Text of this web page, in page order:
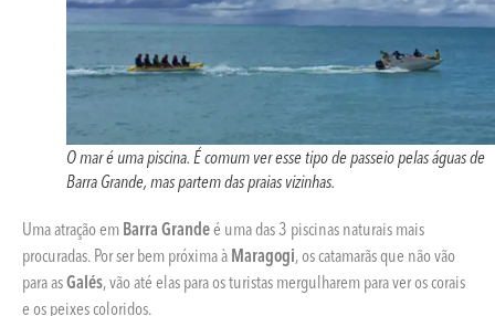
O mar é uma piscina. É comum ver esse tipo de passeio pelas águas de
Barra Grande, mas partem das praias vizinhas.
Uma atração em Barra Grandeé uma das 3 piscinas naturais mais
procuradas. Por ser bem próxima à Maragogi, os catamarãs que não vão
para asGalés, vão até elas para os turistas mergulharem para ver os corais
e os peixes coloridos.